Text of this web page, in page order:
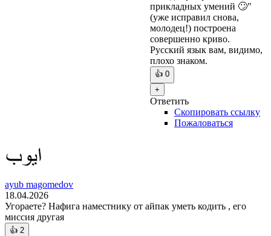
прикладных умений 🙄"
(уже исправил снова,
молодец!) построена
совершенно криво.
Русский язык вам, видимо,
плохо знаком.
👍 0
+
Ответить
Скопировать ссылку
Пожаловаться
ayub magomedov
18.04.2026
Угораете? Нафига наместнику от айпак уметь кодить , его
миссия другая
👍 2